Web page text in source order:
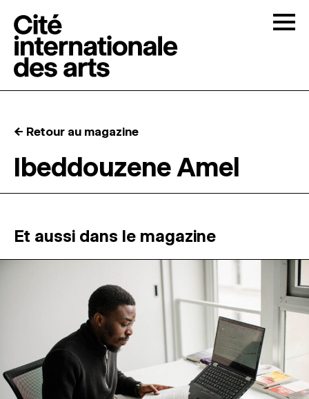
RÉSIDENCES ↓
ATELIERS OUVERTS
ESPACES DE PRATIQUE ARTISTIQUE ↓
← Retour au magazine
Ibeddouzene Amel
Et aussi dans le magazine